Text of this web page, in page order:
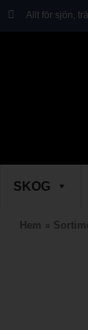
Allt för sjön,
SKOG
Hem »